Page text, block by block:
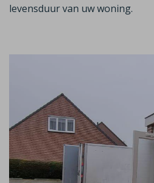
levensduur van uw woning.